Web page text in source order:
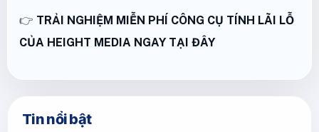
👉 TRẢI NGHIỆM MIỄN PHÍ CÔNG CỤ TÍNH LÃI LỖ
CỦA HEIGHT MEDIA NGAY TẠI ĐÂY
Tin nổi bật